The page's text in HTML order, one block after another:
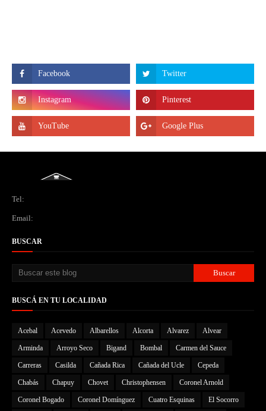
Tel:
Email:
BUSCAR
BUSCÁ EN TU LOCALIDAD
Acebal Acevedo Albarellos Alcorta Alvarez Alvear
Arminda Arroyo Seco Bigand Bombal Carmen del Sauce
Carreras Casilda Cañada Rica Cañada del Ucle Cepeda
Chabás Chapuy Chovet Christophensen Coronel Arnold
Coronel Bogado Coronel Domínguez Cuatro Esquinas El Socorro